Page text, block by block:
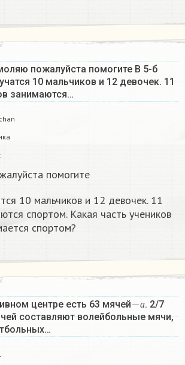
пожалуйста помогите В 5-б
10 мальчиков и 12 девочек. 11
занимаются…
помогите
10 мальчиков и 12 девочек. 11
спортом. Какая часть учеников
спортом?
центре есть 63 мячей а
−а
. 2/7
составляют волейбольные мячи,